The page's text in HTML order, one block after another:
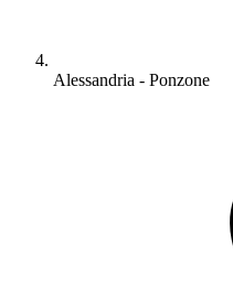
Alessandria - Ponzone